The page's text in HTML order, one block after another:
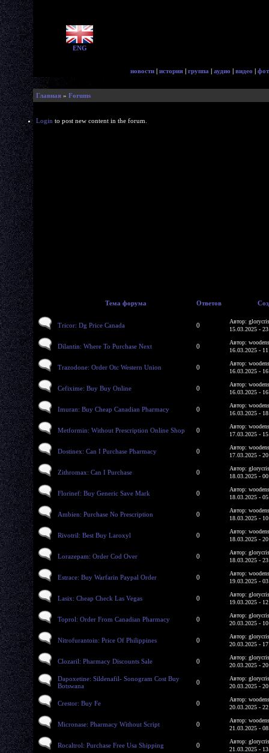
ENG
новости | история | группа | аудио | видео |
Главная » Forums
Login to post new content in the forum.
Тема форума Ответов
Tricor: Dg Price Canada 0
Автор:
15.03.2025 -
Dilantin: Where To Purchase Next 0
Автор:
16.03.2025 -
Trazodone: Order Otc Western Union 0
Автор:
16.03.2025 -
Cefixime: Buy Buy Online 0
Автор:
16.03.2025 -
Imuran: Buy Cheap Canadian Pharmacy 0
Автор:
16.03.2025 -
Metformin: Without Prescription Online Shop 0
Автор:
17.03.2025 -
Dostinex: Can I Purchase Pharmacy 0
Автор:
17.03.2025 -
Zithromax: Can I Purchase 0
Автор:
18.03.2025 -
Florinef: Buy Generic Save Mark 0
Автор:
18.03.2025 -
Ambien: Purchase No Prescription 0
Автор:
18.03.2025 -
Rivotril: Best Buy Laroxyl 0
Автор:
18.03.2025 -
Lorazepam: Order Cod Over 0
Автор:
18.03.2025 -
Estrace: Buy Warfarin Paypal Order 0
Автор:
19.03.2025 -
Lasix: Cheap Check Las Vegas 0
Автор:
19.03.2025 -
Toprol: Order From Canadian Pharmacy 0
Автор:
20.03.2025 -
Nitrofurantoin: Price Of Philippines 0
Автор:
20.03.2025 -
Clozaril: Pharmacy Discounts Sale 0
Автор:
20.03.2025 -
Dapoxetine: Sildenafil- Sonogram Cost Buy
Botswana
0
Автор:
20.03.2025 -
Crestor: Buy Fe 0
Автор:
20.03.2025 -
Micronase: Pharmacy Without Script 0
Автор:
21.03.2025 -
Rocaltrol: Purchase Free Usa Shipping 0
Автор:
21.03.2025 -